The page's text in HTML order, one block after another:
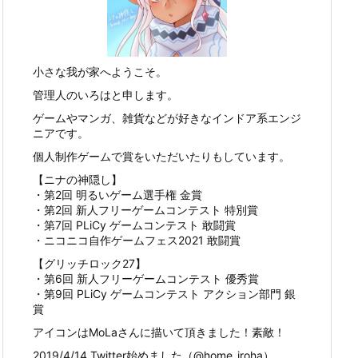
小さな我が家へようこそ。
管理人のいろはと申します。
ゲームやマンガ、雑貨などが好きなインドア系エンジ
ニアです。
個人制作ゲームで賞をいただいたりもしています。
【ニナの神隠し】
・第2回 明るいゲーム選手権 金賞
・第2回 新人フリーゲームコンテスト 特別賞
・第7回 PLiCy ゲームコンテスト 敢闘賞
・ニコニコ自作ゲームフェス2021 敢闘賞
【グリッチロック27】
・第6回 新人フリーゲームコンテスト 優秀賞
・第9回 PLiCy ゲームコンテスト アクション部門 銀
賞
アイコンはMoLaさんに描いて頂きました！素敵！
2019/4/14 Twitter始めました（@home_iroha）